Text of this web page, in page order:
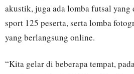
akustik, juga ada lomba futsal
sport 125 peserta, serta lomba
yang berlangsung online.
“Kita gelar di beberapa tempat,